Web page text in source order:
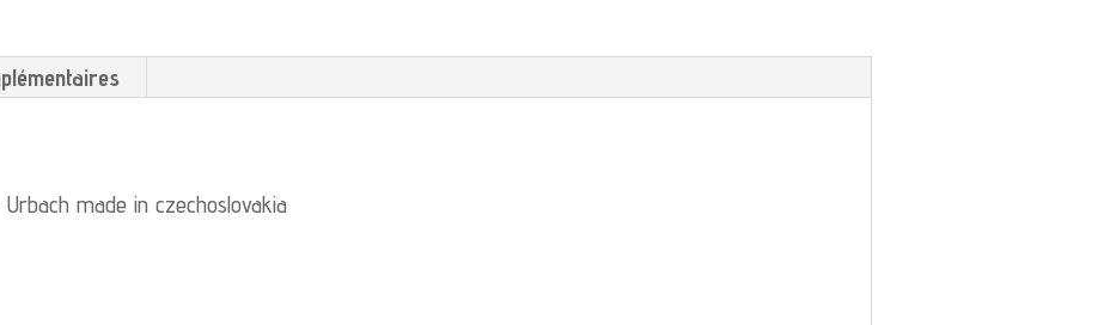
made in czechoslovakia